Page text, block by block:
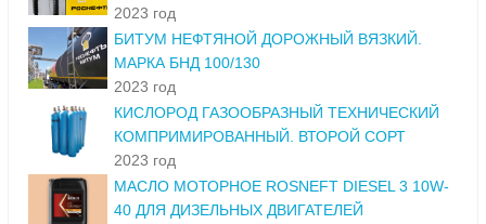
2023 год
БИТУМ НЕФТЯНОЙ ДОРОЖНЫЙ ВЯЗКИЙ.
МАРКА БНД 100/130
2023 год
КИСЛОРОД ГАЗООБРАЗНЫЙ ТЕХНИЧЕСКИЙ
КОМПРИМИРОВАННЫЙ. ВТОРОЙ СОРТ
2023 год
МАСЛО МОТОРНОЕ ROSNEFT DIESEL 3 10W-
40 ДЛЯ ДИЗЕЛЬНЫХ ДВИГАТЕЛЕЙ